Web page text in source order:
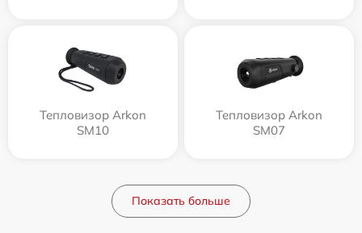
Тепловизор Arkon
SM10
Тепловизор Arkon
SM07
Показать больше